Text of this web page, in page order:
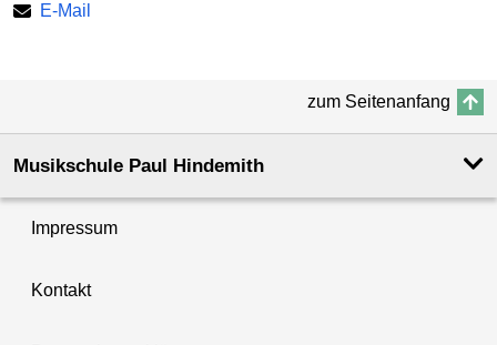
E-Mail
zum Seitenanfang
Musikschule Paul Hindemith
Impressum
Kontakt